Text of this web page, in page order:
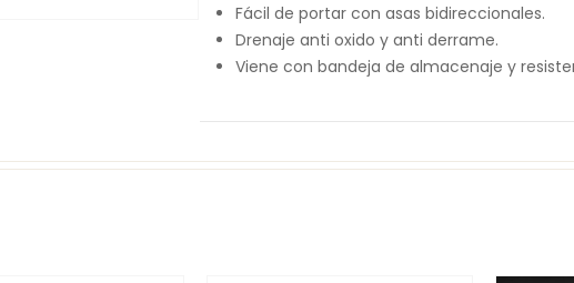
Fácil de portar con asas bidireccionales.
Drenaje anti oxido y anti derrame.
Viene con bandeja de almacenaje y